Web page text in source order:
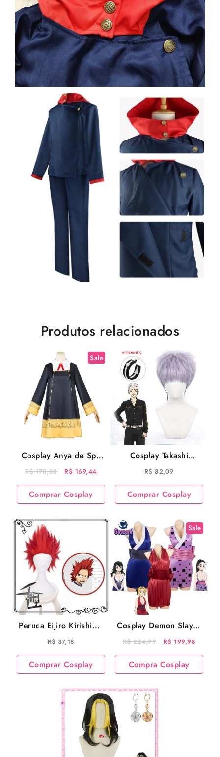
Produtos relacionados
Sale
Cosplay Anya de Spy
Family
R$178,88
O
preço
original
era:
R$ 178,88.
R$ 169,44O
preço
é:
R$ 169,44.
Comprar Cosplay
Cosplay Takashi
Mitsuya Anime Cosplay
Tokyo Revengers
R$ 82,09
Comprar Cosplay
Peruca Eijiro Kirishima
Cosplay My Hero
Academia Cosplay
R$ 37,18
Comprar Cosplay
Sale
Cosplay Demon Slayer
Esposas do Uzui –
Suma Hinatsuru Makio
R$224,99
O
preço
original
era:
R$ 199,98
preço
é:
Compra Cosplay